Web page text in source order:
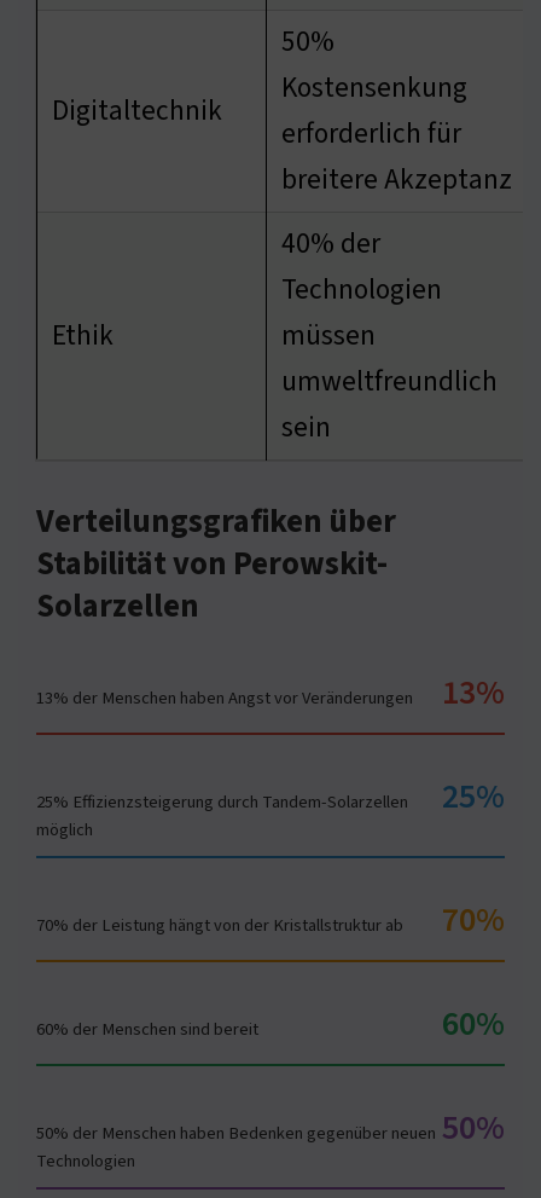
Digitaltechnik
50%
Kostensenkung
erforderlich für
breitere Akzeptanz
Ethik
40% der
Technologien
müssen
umweltfreundlich
sein
Verteilungsgrafiken über
Stabilität von Perowskit-
Solarzellen
13% der Menschen haben Angst vor Veränderungen 13%
25% Effizienzsteigerung durch Tandem-Solarzellen
möglich
25%
70% der Leistung hängt von der Kristallstruktur ab 70%
60% der Menschen sind bereit 60%
50% der Menschen haben Bedenken gegenüber neuen
Technologien
50%